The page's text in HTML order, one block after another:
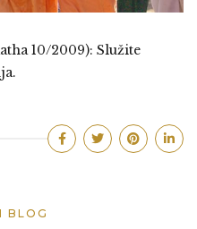
10/2009): Služite
BLOG